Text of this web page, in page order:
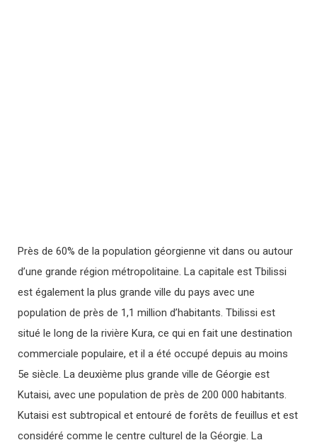
Près de 60% de la population géorgienne vit dans ou autour
d’une grande région métropolitaine. La capitale est Tbilissi
est également la plus grande ville du pays avec une
population de près de 1,1 million d’habitants. Tbilissi est
situé le long de la rivière Kura, ce qui en fait une destination
commerciale populaire, et il a été occupé depuis au moins
5e siècle. La deuxième plus grande ville de Géorgie est
Kutaisi, avec une population de près de 200 000 habitants.
Kutaisi est subtropical et entouré de forêts de feuillus et est
considéré comme le centre culturel de la Géorgie. La